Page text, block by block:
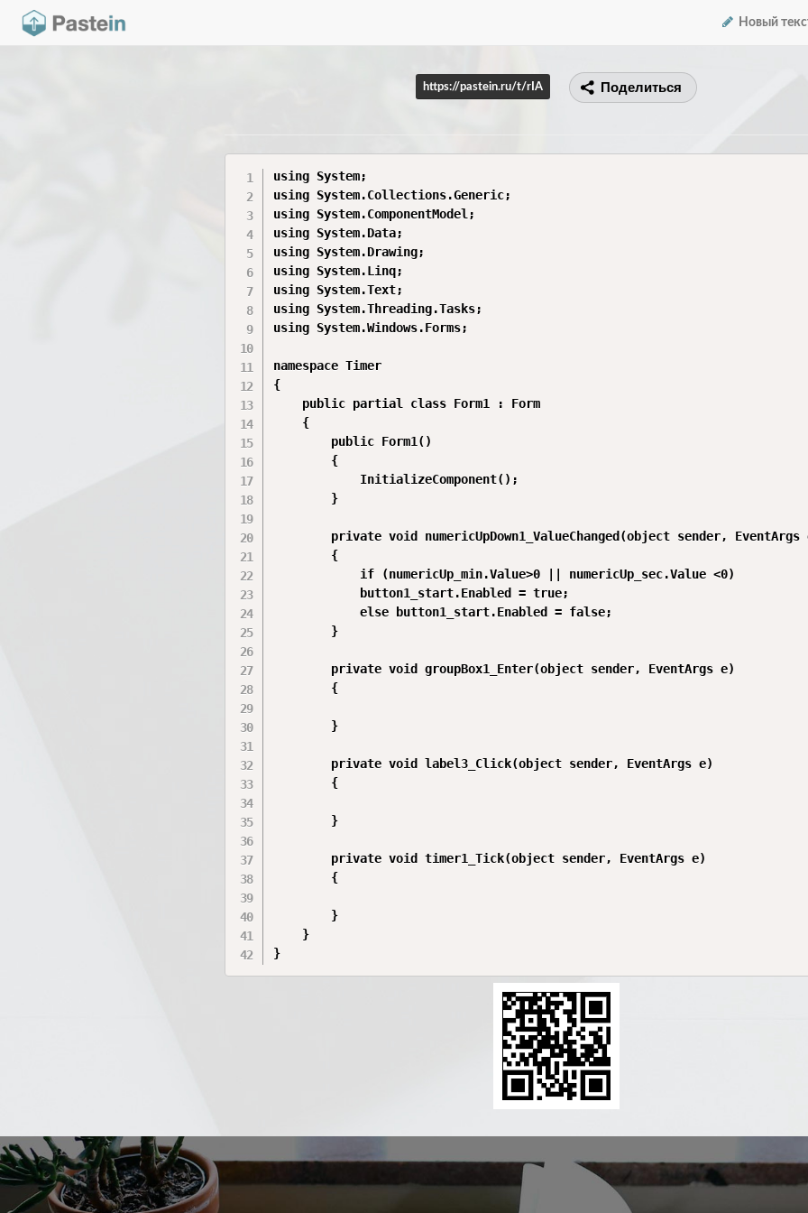
Новый
https://pastein.ru/t/rIA Поделиться
using System;
using System.Collections.Generic;
using System.ComponentModel;
using System.Data;
using System.Drawing;
using System.Linq;
using System.Text;
using System.Threading.Tasks;
using System.Windows.Forms;
namespace Timer
{
    public partial class Form1 : Form
    {
        public Form1()
        {
            InitializeComponent();
        }
private void numericUpDown1_ValueChanged(object sender, EventArgs
        {
            if (numericUp_min.Value>0 || numericUp_sec.Value <0)
            button1_start.Enabled = true;
            else button1_start.Enabled = false;
        }
        private void groupBox1_Enter(object sender, EventArgs e)
        {
        }
        private void label3_Click(object sender, EventArgs e)
        {
        }
        private void timer1_Tick(object sender, EventArgs e)
        {
        }
    }